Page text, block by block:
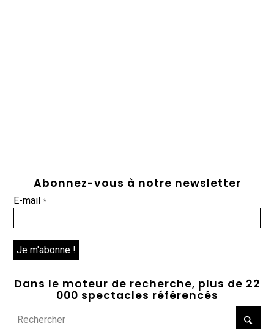
Abonnez-vous à notre newsletter
E-mail*
Dans le moteur de recherche, plus de 22
000 spectacles référencés